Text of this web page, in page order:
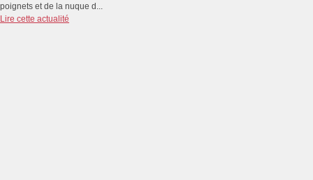
poignets et de la nuque d...
Lire cette actualité